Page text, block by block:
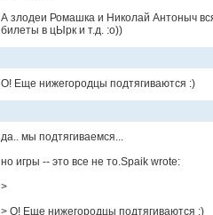
А злодеи Ромашка и Николай Антоныч
билеты в цЫрк и т.д. :о))
О! Еще нижегородцы подтягиваются :)
да.. мы подтягиваемся...
но игры -- это все не то.Spaik wrote:
>
> О! Еще нижегородцы подтягиваются :)